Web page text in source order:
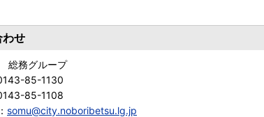
わせ
総務グループ
85-1130
85-1108
somu@city.noboribetsu.lg.jp